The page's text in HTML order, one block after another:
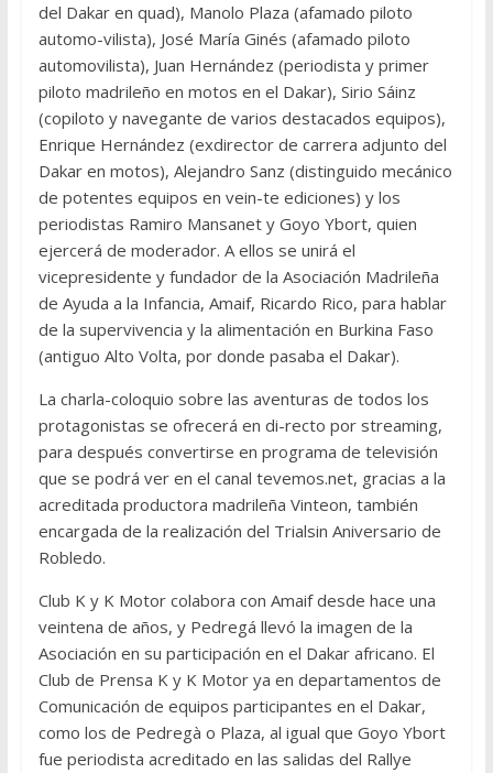
del Dakar en quad), Manolo Plaza (afamado piloto
automo-vilista), José María Ginés (afamado piloto
automovilista), Juan Hernández (periodista y primer
piloto madrileño en motos en el Dakar), Sirio Sáinz
(copiloto y navegante de varios destacados equipos),
Enrique Hernández (exdirector de carrera adjunto del
Dakar en motos), Alejandro Sanz (distinguido mecánico
de potentes equipos en vein-te ediciones) y los
periodistas Ramiro Mansanet y Goyo Ybort, quien
ejercerá de moderador. A ellos se unirá el
vicepresidente y fundador de la Asociación Madrileña
de Ayuda a la Infancia, Amaif, Ricardo Rico, para hablar
de la supervivencia y la alimentación en Burkina Faso
(antiguo Alto Volta, por donde pasaba el Dakar).
La charla-coloquio sobre las aventuras de todos los
protagonistas se ofrecerá en di-recto por streaming,
para después convertirse en programa de televisión
que se podrá ver en el canal tevemos.net, gracias a la
acreditada productora madrileña Vinteon, también
encargada de la realización del Trialsin Aniversario de
Robledo.
Club K y K Motor colabora con Amaif desde hace una
veintena de años, y Pedregá llevó la imagen de la
Asociación en su participación en el Dakar africano. El
Club de Prensa K y K Motor ya en departamentos de
Comunicación de equipos participantes en el Dakar,
como los de Pedregà o Plaza, al igual que Goyo Ybort
fue periodista acreditado en las salidas del Rallye